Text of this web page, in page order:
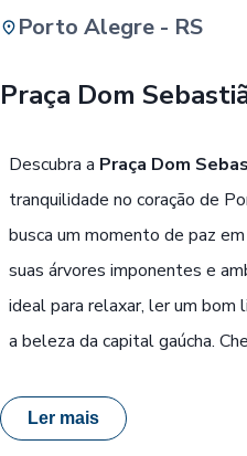
Porto Alegre - RS
Praça Dom
Descubra a Praça Dom
tranquilidade no coração de
busca um momento de paz
suas árvores imponentes e
ideal para relaxar, ler um
a beleza da capital gaúcha.
Ler mais